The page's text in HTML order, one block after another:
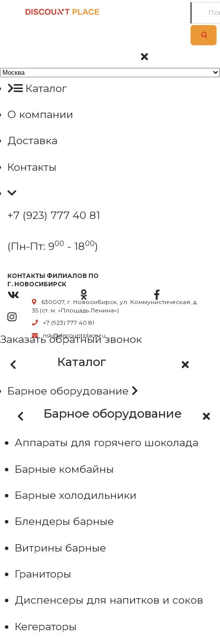
Каталог
О компании
Доставка
Контакты
+7 (923) 777 40 81
(Пн-Пт: 900 - 1800)
КОНТАКТЫ ФИЛИАЛОВ ПО
Г. НОВОСИБИРСК
630007, г. Новосибирск, ул. Коммунистическая, д.
35 (ст. м. «Площадь Ленина»)
+7 (923) 777 40 81
nsk@discountplace.ru
Заказать обратный звонок
Каталог
Барное оборудование
Барное оборудование
Аппараты для горячего шоколада
Барные комбайны
Барные холодильники
Блендеры барные
Витрины барные
Граниторы
Диспенсеры для напитков и соков
Кегераторы